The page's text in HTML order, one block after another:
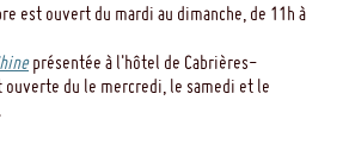
est ouvert du mardi au dimanche, de 11h à
présentée à l'hôtel de Cabrières-
ouverte du le mercredi, le samedi et le